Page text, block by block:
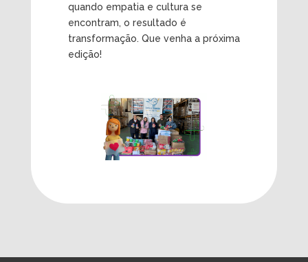
quando empatia e cultura se
encontram, o resultado é
transformação. Que venha a próxima
edição!